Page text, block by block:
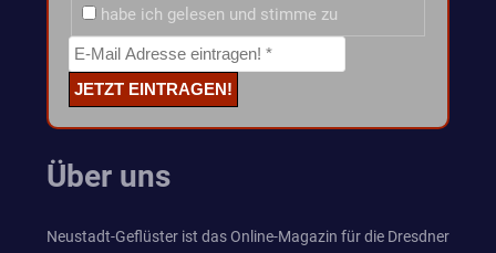
habe ich gelesen und stimme zu
Über uns
Neustadt-Geflüster ist das Online-Magazin für die Dresdner